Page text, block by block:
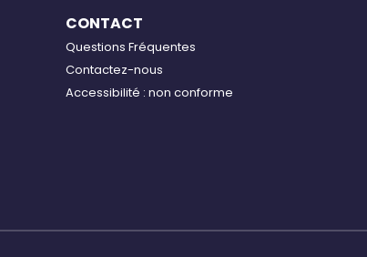
CONTACT
Questions Fréquentes
Contactez-nous
Accessibilité : non conforme